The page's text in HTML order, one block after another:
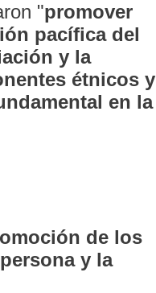
"promover
pacífica del
y la
étnicos y
en la
de los
y la